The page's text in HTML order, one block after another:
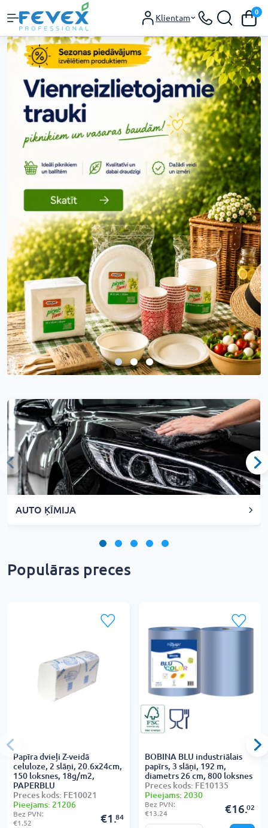
Klientam
0
AUTO ĶĪMIJA
Populāras preces
Papīra dvieļi Z-veidā
celuloze, 2 slāņi, 20.6x24cm,
150 loksnes, 18g/m2,
PAPERBLU
Preces kods: FE10021
Pieejams: 21206
Bez PVN:
€1.52
€1.84
BOBINA BLU industriālais
papīrs, 3 slāņi, 192 m,
diametrs 26 cm, 800 loksnes
Preces kods: FE10135
Pieejams: 2030
Bez PVN:
€13.24
€16.02